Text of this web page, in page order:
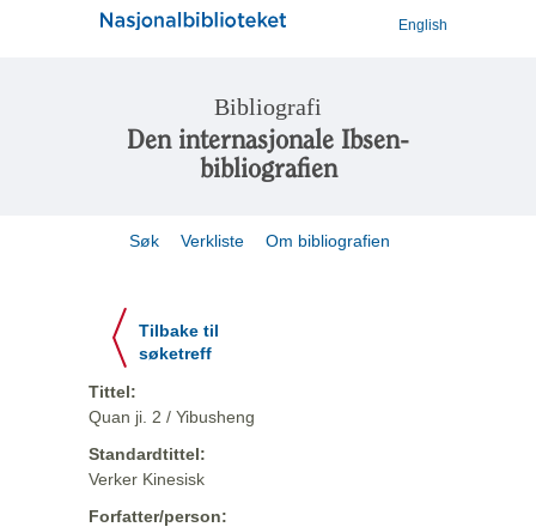
English
Bibliografi
Den internasjonale Ibsen-
bibliografien
Søk Verkliste Om bibliografien
Tilbake til
søketreff
Tittel:
Quan ji. 2 / Yibusheng
Standardtittel:
Verker Kinesisk
Forfatter/person: